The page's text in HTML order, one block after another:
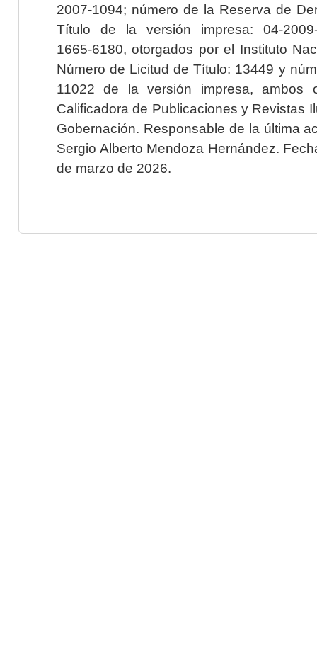
2007-1094; número de la Reserva de
Título de la versión impresa: 04-2009-
1665-6180, otorgados por el Instituto
Número de Licitud de Título: 13449 y
11022 de la versión impresa, ambos
Calificadora de Publicaciones y Revistas
Gobernación. Responsable de la última
Sergio Alberto Mendoza Hernández.
de marzo de 2026.